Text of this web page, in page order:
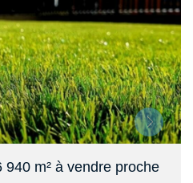
m² à vendre proche